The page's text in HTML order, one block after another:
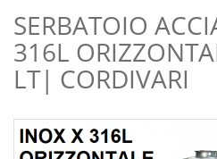
SERBATOIO ACCIAIO INOX X
316L
LT| CORDIVARI